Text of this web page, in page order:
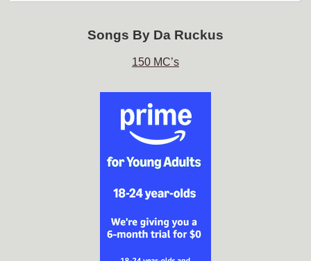
Songs By Da Ruckus
150 MC’s